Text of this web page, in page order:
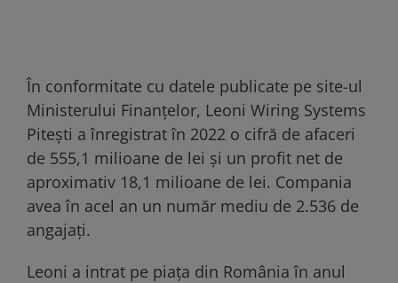
În conformitate cu datele publicate pe site-ul
Ministerului Finanțelor, Leoni Wiring Systems
Pitești a înregistrat în 2022 o cifră de afaceri
de 555,1 milioane de lei și un profit net de
aproximativ 18,1 milioane de lei. Compania
avea în acel an un număr mediu de 2.536 de
angajați.
Leoni a intrat pe piața din România în anul